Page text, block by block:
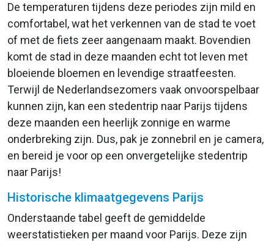
De temperaturen tijdens deze periodes zijn mild en
comfortabel, wat het verkennen van de stad te voet
of met de fiets zeer aangenaam maakt. Bovendien
komt de stad in deze maanden echt tot leven met
bloeiende bloemen en levendige straatfeesten.
Terwijl de Nederlandsezomers vaak onvoorspelbaar
kunnen zijn, kan een stedentrip naar Parijs tijdens
deze maanden een heerlijk zonnige en warme
onderbreking zijn. Dus, pak je zonnebril en je camera,
en bereid je voor op een onvergetelijke stedentrip
naar Parijs!
Historische klimaatgegevens Parijs
Onderstaande tabel geeft de gemiddelde
weerstatistieken per maand voor Parijs. Deze zijn